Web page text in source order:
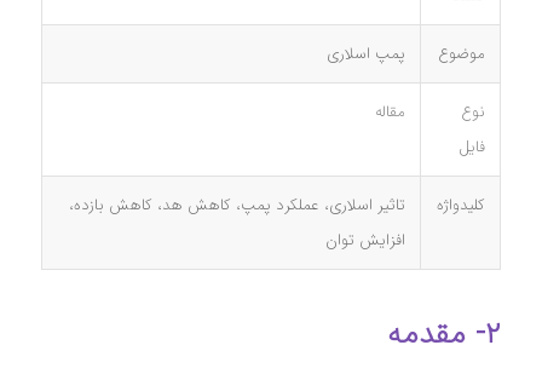
موضوع پمپ اسلاری
نوع
فایل
مقاله
کلیدواژه
تاثیر اسلاری، عملکرد پمپ، کاهش هد، کاهش بازده،
افزایش توان
۲- مقدمه